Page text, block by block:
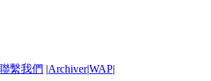
繫我們 |Archiver|WAP|